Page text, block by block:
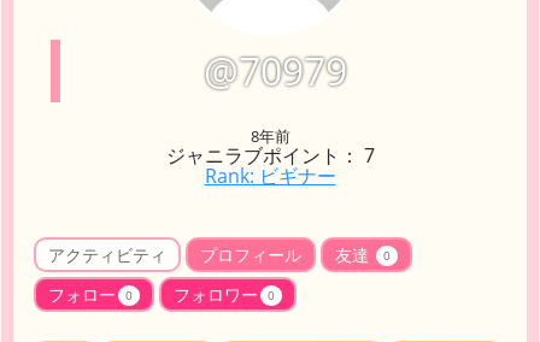
@70979
8年前
ジャニラブポイント： 7
Rank: ビギナー
アクティビティ プロフィール 友達 0
フォロー 0 フォロワー 0